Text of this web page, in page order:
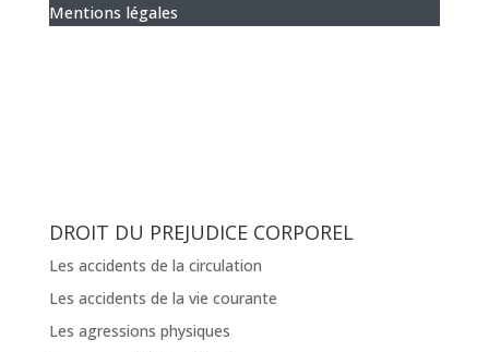
Mentions légales
DROIT DU PREJUDICE CORPOREL
Les accidents de la circulation
Les accidents de la vie courante
Les agressions physiques